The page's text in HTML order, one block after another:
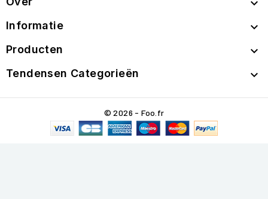

Informatie 
Producten 
Tendensen Categorieën 
© 2026 - Foo.fr